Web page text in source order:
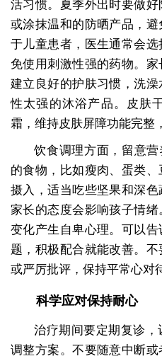
活习惯。夏季外出时要做
或涂抹温和的防晒产品，
于儿童患者，医生通常会
免使用刺激性强的药物。
建立良好的护肤习惯，洗
性太强的沐浴产品。皮肤
霜，维持皮肤屏障功能完整
饮食调理方面，留意
的食物，比如瘦肉、蛋类
摄入，适当吃些坚果和深色
家长的态度会影响孩子情
变化产生自卑心理。可以
题，积极配合就能改善。
或严厉批评，保持平常心对
科学应对保持耐心
治疗期间要定期复诊
调整方案。不要随意中断